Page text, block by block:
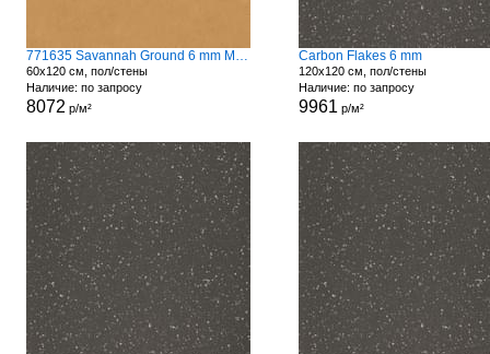
771635 Savannah Ground 6 mm Matte
60x120 см, пол/стены
Наличие: по запросу
8072 р/м²
Carbon Flakes 6 mm
120x120 см, пол/стены
Наличие: по запросу
9961 р/м²